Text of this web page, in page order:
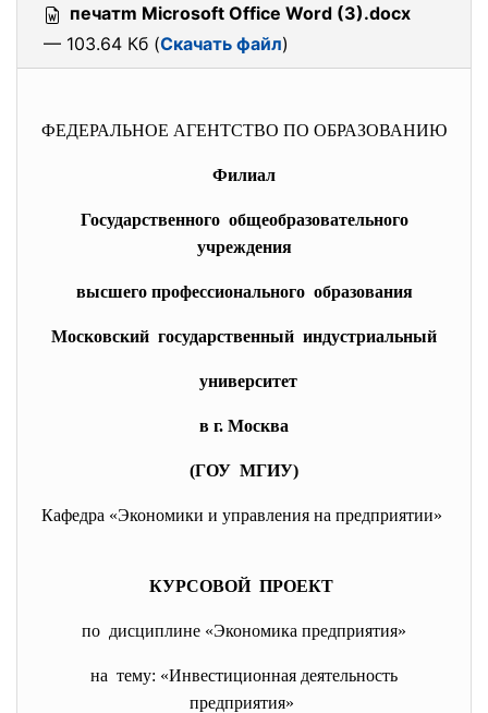
печатm Microsoft Office Word (3).docx
— 103.64 Кб (Скачать файл)
ФЕДЕРАЛЬНОЕ АГЕНТСТВО ПО ОБРАЗОВАНИЮ
Филиал
Государственного общеобразовательного
учреждения
высшего профессионального образования
Московский государственный индустриальный
университет
в г. Москва
(ГОУ МГИУ)
Кафедра «Экономики и управления на предприятии»
КУРСОВОЙ ПРОЕКТ
по дисциплине «Экономика предприятия»
на тему: «Инвестиционная деятельность
предприятия»